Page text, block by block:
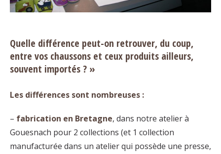
Quelle différence peut-on retrouver, du coup,
entre vos chaussons et ceux produits ailleurs,
souvent importés ? »
Les différences sont nombreuses :
– fabrication en Bretagne, dans notre atelier à
Gouesnach pour 2 collections (et 1 collection
manufacturée dans un atelier qui possède une presse,